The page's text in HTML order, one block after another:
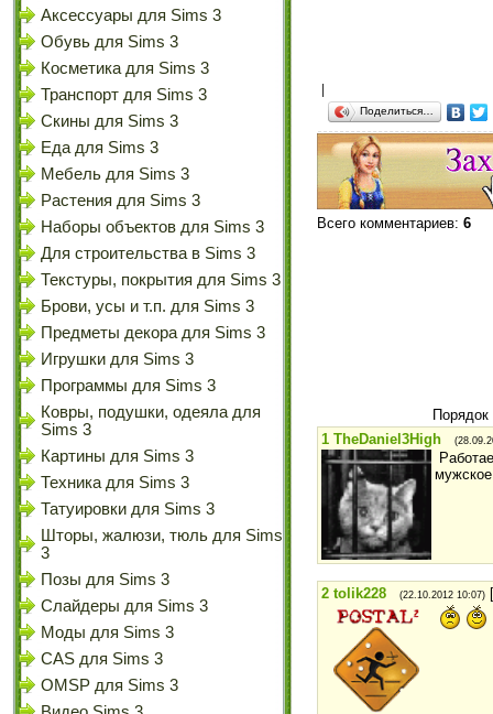
Аксессуары для Sims 3
Обувь для Sims 3
Косметика для Sims 3
Транспорт для Sims 3
Скины для Sims 3
Еда для Sims 3
Мебель для Sims 3
Растения для Sims 3
Наборы объектов для Sims 3
Для строительства в Sims 3
Текстуры, покрытия для Sims 3
Брови, усы и т.п. для Sims 3
Предметы декора для Sims 3
Игрушки для Sims 3
Программы для Sims 3
Ковры, подушки, одеяла для
Sims 3
Картины для Sims 3
Техника для Sims 3
Татуировки для Sims 3
Шторы, жалюзи, тюль для Sims
3
Позы для Sims 3
Слайдеры для Sims 3
Моды для Sims 3
CAS для Sims 3
OMSP для Sims 3
Поделиться…
Всего комментариев: 6
1 TheDaniel3High
2 tolik228 (22.10.2012 10:07) [